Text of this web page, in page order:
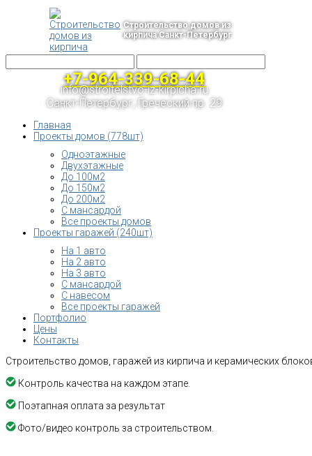
Строительство домов из
кирпича Санкт-Петербург
+7-964-339-68-44
info@stroitelstvo-iz-kirpicha.ru
Санкт-Петербург, Греческий пр. 29
Главная
Проекты домов (778шт)
Одноэтажные
Двухэтажные
До 100м2
До 150м2
До 200м2
С мансардой
Все проекты домов
Проекты гаражей (240шт)
На 1 авто
На 2 авто
На 3 авто
С мансардой
С навесом
Все проекты гаражей
Портфолио
Цены
Контакты
Строительство домов, гаражей из кирпича и керамических
Контроль качества на каждом этапе.
Поэтапная оплата за результат
Фото/видео контроль за строительством.